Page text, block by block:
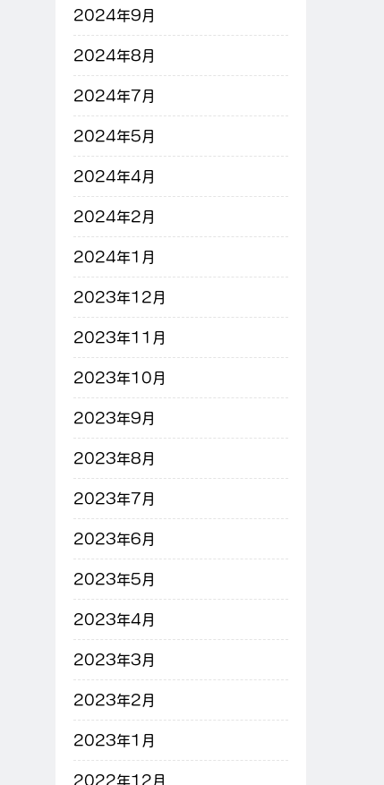
2024年9月
2024年8月
2024年7月
2024年5月
2024年4月
2024年2月
2024年1月
2023年12月
2023年11月
2023年10月
2023年9月
2023年8月
2023年7月
2023年6月
2023年5月
2023年4月
2023年3月
2023年2月
2023年1月
2022年12月